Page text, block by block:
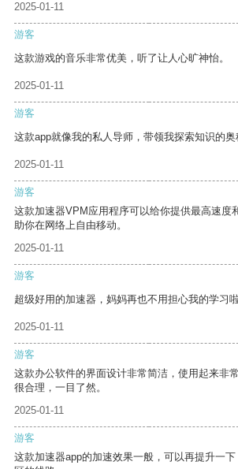
2025-01-11
游客
这款游戏的音乐非常优美，听了让人心旷神怡。
2025-01-11
游客
这款app就像我的私人导师，带领我探索知识的奥
2025-01-11
游客
这款加速器VPM应用程序可以给你提供最高速度
助你在网络上自由移动。
2025-01-11
游客
超级好用的加速器，妈妈再也不用担心我的学习啦
2025-01-11
游客
这款办公软件的界面设计非常简洁，使用起来非
很合理，一目了然。
2025-01-11
游客
这款加速器app的加速效果一般，可以再提升一